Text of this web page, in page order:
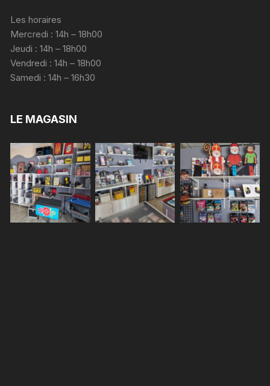
Les horaires
Mercredi : 14h – 18h00
Jeudi : 14h – 18h00
Vendredi : 14h – 18h00
Samedi : 14h – 16h30
LE MAGASIN